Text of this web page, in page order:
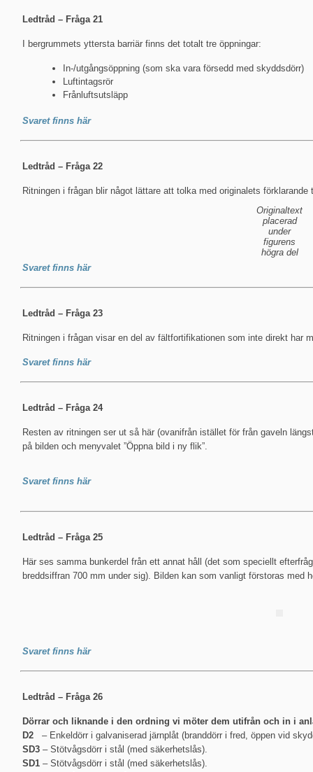
Ledtråd – Fråga 21
I bergrummets yttersta barriär finns det totalt tre öppningar:
In-/utgångsöppning (som ska vara försedd med skyddsdörr)
Luftintagsrör
Frånluftsutsläpp
Svaret finns här
Ledtråd – Fråga 22
Ritningen i frågan blir något lättare att tolka med originalets förklarande
Originaltext
placerad
under
figurens
högra del
Svaret finns här
Ledtråd – Fråga 23
Ritningen i frågan visar en del av fältfortifikationen som inte direkt har
Svaret finns här
Ledtråd – Fråga 24
Resten av ritningen ser ut så här (ovanifrån istället för från gaveln
på bilden och menyvalet ”Öppna bild i ny flik”.
Svaret finns här
Ledtråd – Fråga 25
Här ses samma bunkerdel från ett annat håll (det som speciellt
breddsiffran 700 mm under sig). Bilden kan som vanligt förstoras med
Svaret finns här
Ledtråd – Fråga 26
Dörrar och liknande i den ordning vi möter dem utifrån och in i
D2
– Enkeldörr i galvaniserad järnplåt (branddörr i fred, öppen vid
SD3 – Stötvågsdörr i stål (med säkerhetslås).
SD1 – Stötvågsdörr i stål (med säkerhetslås).